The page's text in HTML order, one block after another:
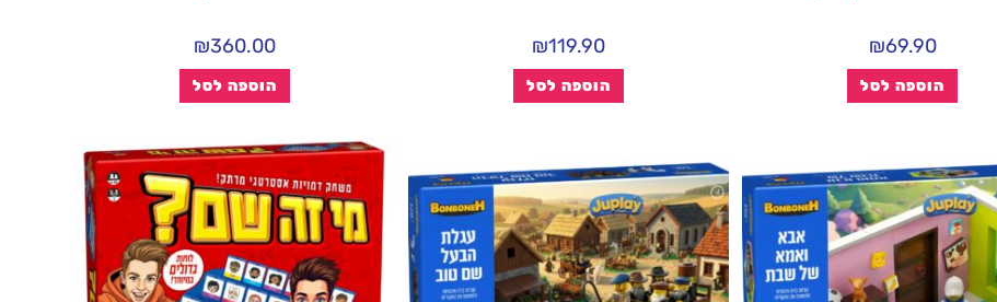
₪69.90
הוספה לסל
₪119.90
הוספה לסל
₪360.00
הוספה לסל